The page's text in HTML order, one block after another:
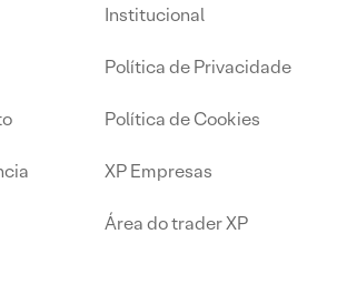
Institucional
Política de Privacidade
Política de Cookies
XP Empresas
Área do trader XP